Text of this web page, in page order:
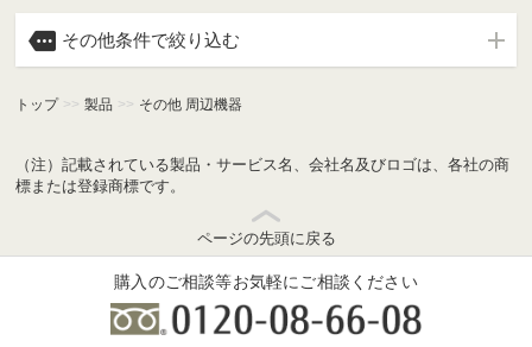
 その他条件で絞り込む
トップ >> 製品 >> その他 周辺機器
（注）記載されている製品・サービス名、会社名及びロゴは、各社の商
標または登録商標です。
ページの先頭に戻る
購入のご相談等お気軽にご相談ください